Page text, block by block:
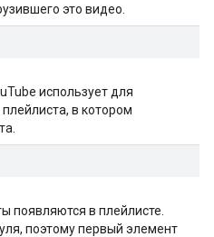
это видео.
использует для
в котором
появляются в плейлисте.
поэтому первый элемент